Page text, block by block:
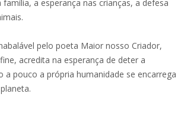
a esperança nas crianças, a defesa
pelo poeta Maior nosso Criador,
acredita na esperança de deter a
a pouco a própria humanidade se encarrega